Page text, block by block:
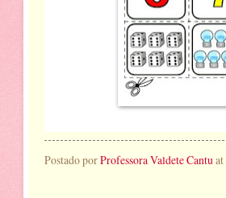
Postado porProfessora Valdete Cantuat